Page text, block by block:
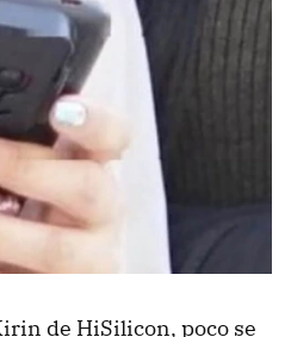
de HiSilicon, poco se